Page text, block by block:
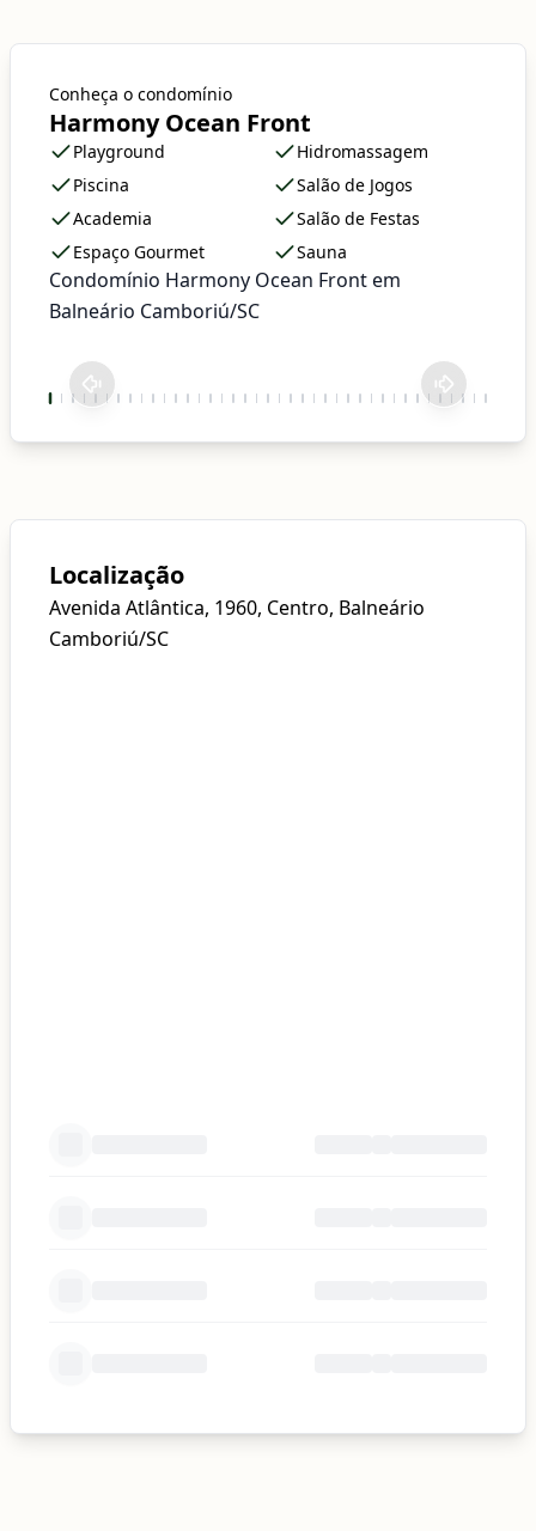
Conheça o condomínio
Harmony Ocean Front
Playground
Hidromassagem
Piscina
Salão de Jogos
Academia
Salão de Festas
Espaço Gourmet
Sauna
Condomínio Harmony Ocean Front em
Balneário Camboriú/SC
Localização
Avenida Atlântica, 1960, Centro, Balneário
Camboriú/SC